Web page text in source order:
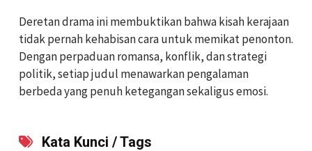
Deretan drama ini membuktikan bahwa kisah kerajaan
tidak pernah kehabisan cara untuk memikat penonton.
Dengan perpaduan romansa, konflik, dan strategi
politik, setiap judul menawarkan pengalaman
berbeda yang penuh ketegangan sekaligus emosi.
Kata Kunci / Tags